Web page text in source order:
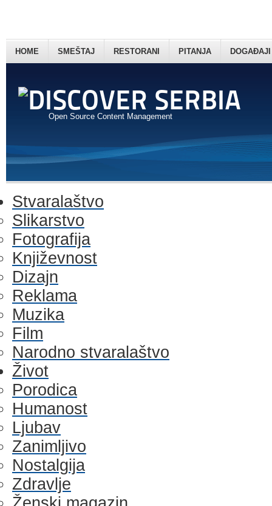
Open Source Content Management
HOME SMEŠTAJ RESTORANI PITANJA DOGAĐAJI
Stvaralaštvo
Slikarstvo
Fotografija
Književnost
Dizajn
Reklama
Muzika
Film
Narodno stvaralaštvo
Život
Porodica
Humanost
Ljubav
Zanimljivo
Nostalgija
Zdravlje